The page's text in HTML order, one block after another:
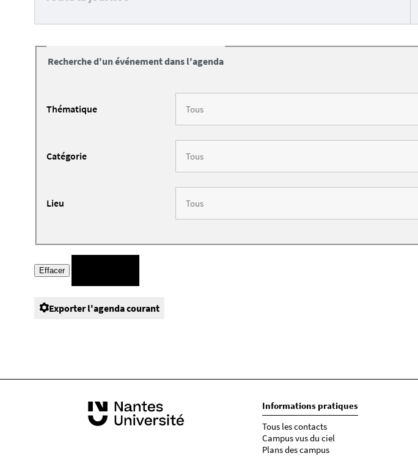
Recherche d'un événement dans l'agenda
Thématique
Catégorie
Lieu
Exporter l'agenda courant
Informations pratiques
Tous les contacts
Campus vus du ciel
Plans des campus